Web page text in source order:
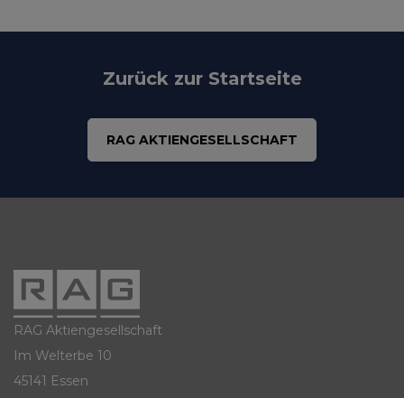
Zurück zur Startseite
RAG AKTIENGESELLSCHAFT
RAG Aktiengesellschaft
Im Welterbe 10
45141 Essen